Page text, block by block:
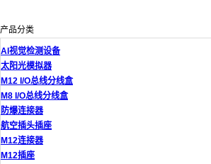
产品分类
AI视觉检测设备
太阳光模拟器
M12 I/O总线分线盒
M8 I/O总线分线盒
防爆连接器
航空插头插座
M12连接器
M12插座